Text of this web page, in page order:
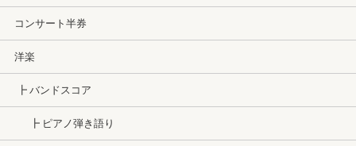
コンサート半券
洋楽
┣ バンドスコア
┣ ピアノ弾き語り